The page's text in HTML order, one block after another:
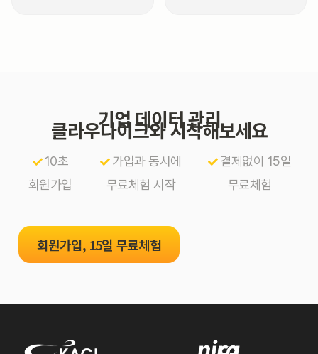
기업 데이터 관리
클라우다이크와 시작해보세요
10초
회원가입
가입과 동시에
무료체험 시작
결제없이 15일
무료체험
회원가입, 15일 무료체험